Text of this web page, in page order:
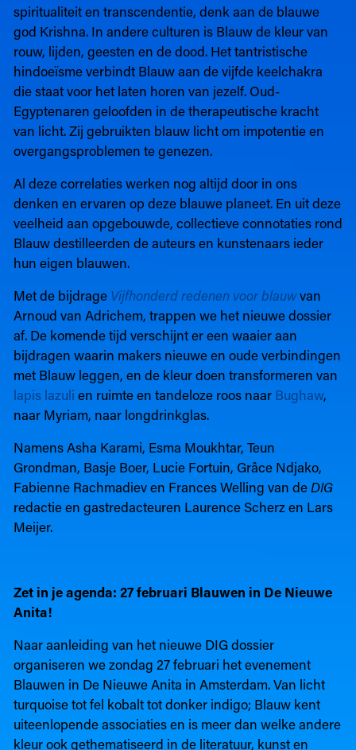
spiritualiteit en transcendentie, denk aan de blauwe
god Krishna. In andere culturen is Blauw de kleur van
rouw, lijden, geesten en de dood. Het tantristische
hindoeïsme verbindt Blauw aan de vijfde keelchakra
die staat voor het laten horen van jezelf. Oud-
Egyptenaren geloofden in de therapeutische kracht
van licht. Zij gebruikten blauw licht om impotentie en
overgangsproblemen te genezen.
Al deze correlaties werken nog altijd door in ons
denken en ervaren op deze blauwe planeet. En uit deze
veelheid aan opgebouwde, collectieve connotaties rond
Blauw destilleerden de auteurs en kunstenaars ieder
hun eigen blauwen.
Met de bijdrage Vijfhonderd redenen voor blauwvan
Arnoud van Adrichem, trappen we het nieuwe dossier
af. De komende tijd verschijnt er een waaier aan
bijdragen waarin makers nieuwe en oude verbindingen
met Blauw leggen, en de kleur doen transformeren van
lapis lazuli en ruimte en tandeloze roos naar Bughaw,
naar Myriam, naar longdrinkglas.
Namens Asha Karami, Esma Moukhtar, Teun
Grondman, Basje Boer, Lucie Fortuin, Grâce Ndjako,
Fabienne Rachmadiev en Frances Welling van deDIG
redactie en gastredacteuren Laurence Scherz en Lars
Meijer.
Zet in je agenda: 27 februari Blauwen in De Nieuwe
Anita!
Naar aanleiding van het nieuwe DIG dossier
organiseren we zondag 27 februari het evenement
Blauwen in De Nieuwe Anita in Amsterdam. Van licht
turquoise tot fel kobalt tot donker indigo; Blauw kent
uiteenlopende associaties en is meer dan welke andere
kleur ook gethematiseerd in de literatuur, kunst en